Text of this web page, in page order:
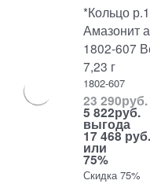
*Кольцо
Амазонит
1802-607
7,23 г
1802-607
23 290руб.
5 822руб.
выгода
17 468 руб.
или
75%
Скидка 75%